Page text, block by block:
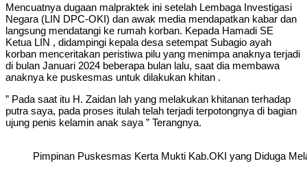
Mencuatnya dugaan malpraktek ini setelah Lembaga Investigasi
Negara (LIN DPC-OKI) dan awak media mendapatkan kabar dan
langsung mendatangi ke rumah korban. Kepada Hamadi SE
Ketua LIN , didampingi kepala desa setempat Subagio ayah
korban menceritakan peristiwa pilu yang menimpa anaknya terjadi
di bulan Januari 2024 beberapa bulan lalu, saat dia membawa
anaknya ke puskesmas untuk dilakukan khitan .
” Pada saat itu H. Zaidan lah yang melakukan khitanan terhadap
putra saya, pada proses itulah telah terjadi terpotongnya di bagian
ujung penis kelamin anak saya ” Terangnya.
Pimpinan Puskesmas Kerta Mukti Kab.OKI yang Diduga